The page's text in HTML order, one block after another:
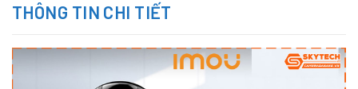
THÔNG TIN CHI TIẾT